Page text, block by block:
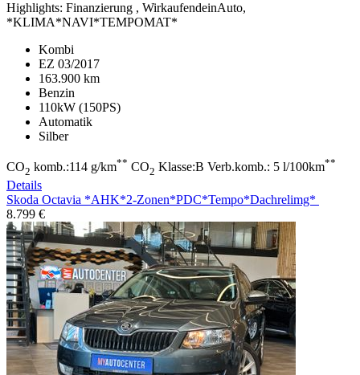
Highlights: Finanzierung , WirkaufendeinAuto,
*KLIMA*NAVI*TEMPOMAT*
Kombi
EZ 03/2017
163.900 km
Benzin
110kW (150PS)
Automatik
Silber
CO2 komb.:114 g/km** CO2 Klasse:B Verb.komb.: 5 l/100km**
Details
Skoda Octavia *AHK*2-Zonen*PDC*Tempo*Dachrelimg*
8.799 €